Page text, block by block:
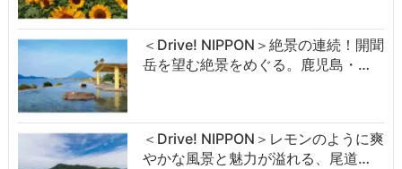
＜Drive! NIPPON＞絶景の連続！開聞
岳を望む絶景をめぐる。鹿児島・…
＜Drive! NIPPON＞レモンのように爽
やかな風景と魅力が溢れる、尾道…